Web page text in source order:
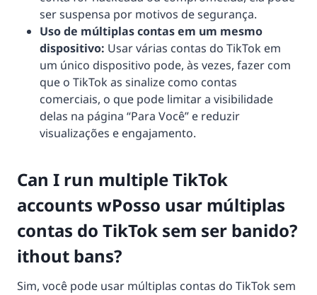
ser suspensa por motivos de segurança.
Uso de múltiplas contas em um mesmo
dispositivo: Usar várias contas do TikTok em
um único dispositivo pode, às vezes, fazer com
que o TikTok as sinalize como contas
comerciais, o que pode limitar a visibilidade
delas na página “Para Você” e reduzir
visualizações e engajamento.
Can I run multiple TikTok
accounts wPosso usar múltiplas
contas do TikTok sem ser banido?
ithout bans?
Sim, você pode usar múltiplas contas do TikTok sem